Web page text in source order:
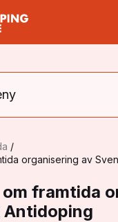
/
organisering av
framtida
Antidoping